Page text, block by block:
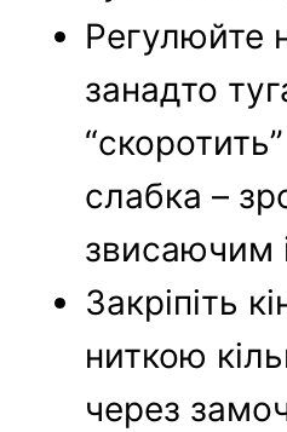
Регулюйте
занадто
слабка –
звисаючим
Закріпіть
ниткою
через